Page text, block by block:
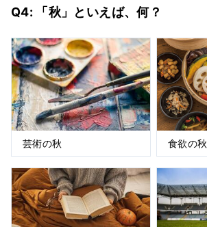
Q4: 「秋」といえば、何？
芸術の秋 食欲の秋